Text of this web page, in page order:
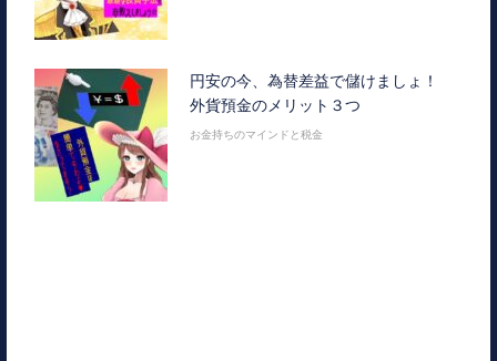
円安の今、為替差益で儲けましょ！
外貨預金のメリット３つ
お金持ちのマインドと税金